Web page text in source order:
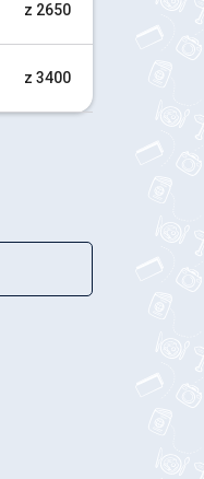
z 2650
z 3400